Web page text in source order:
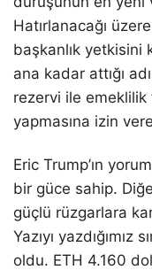
Hatırlanacağı
başkanlık yetkisini
ana kadar attığı
rezervi ile emeklilik
yapmasına izin
Eric Trump’ın
bir güce sahip.
güçlü rüzgarlara
Yazıyı
oldu. ETH 4.160